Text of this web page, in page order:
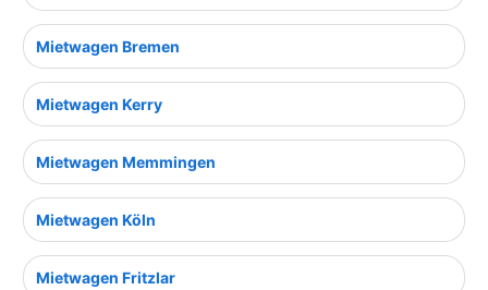
Mietwagen Bremen
Mietwagen Kerry
Mietwagen Memmingen
Mietwagen Köln
Mietwagen Fritzlar